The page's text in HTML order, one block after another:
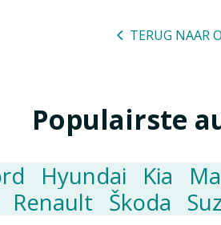
TERUG NAAR
Populairste
Hyundai Kia
Renault Škoda